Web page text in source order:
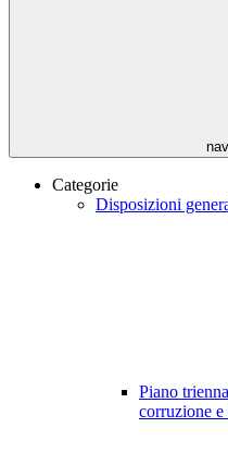
Categorie
Disposizioni
Piano
corruzione e